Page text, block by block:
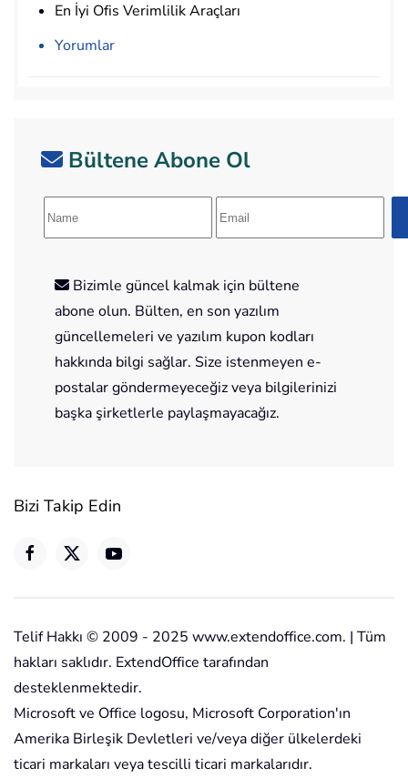
En İyi Ofis Verimlilik Araçları
Yorumlar
Bültene Abone Ol
Bizimle güncel kalmak için bültene
abone olun. Bülten, en son yazılım
güncellemeleri ve yazılım kupon kodları
hakkında bilgi sağlar. Size istenmeyen e-
postalar göndermeyeceğiz veya bilgilerinizi
başka şirketlerle paylaşmayacağız.
Bizi Takip Edin
Telif Hakkı © 2009 - 2025 www.extendoffice.com. | Tüm
hakları saklıdır. ExtendOffice tarafından
desteklenmektedir.
Microsoft ve Office logosu, Microsoft Corporation'ın
Amerika Birleşik Devletleri ve/veya diğer ülkelerdeki
ticari markaları veya tescilli ticari markalarıdır.